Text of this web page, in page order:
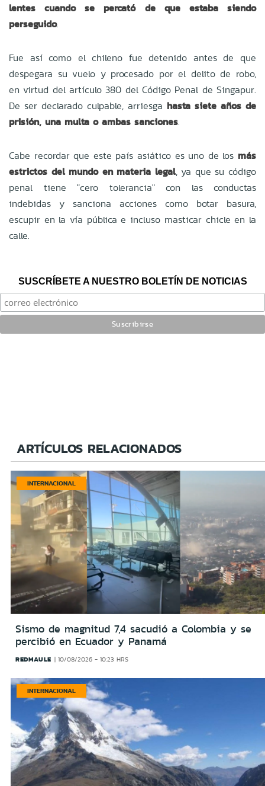
lentes cuando se percató de que estaba siendo
perseguido.
Fue así como el chileno fue detenido antes de que
despegara su vuelo y procesado por el delito de robo,
en virtud del artículo 380 del Código Penal de Singapur.
De ser declarado culpable, arriesga hasta siete años de
prisión, una multa o ambas sanciones.
Cabe recordar que este país asiático es uno de los más
estrictos del mundo en materia legal, ya que su código
penal tiene "cero tolerancia" con las conductas
indebidas y sanciona acciones como botar basura,
escupir en la vía pública e incluso masticar chicle en la
calle.
SUSCRÍBETE A NUESTRO BOLETÍN DE NOTICIAS
ARTÍCULOS RELACIONADOS
INTERNACIONAL
Sismo de magnitud 7,4 sacudió a Colombia y se
percibió en Ecuador y Panamá
REDMAULE 10/08/2026 - 10:23 HRS
INTERNACIONAL